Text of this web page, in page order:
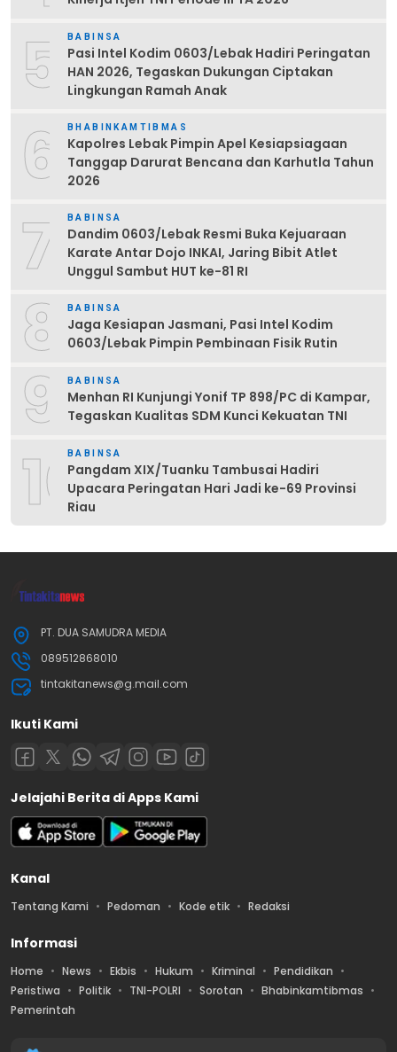
5 BABINSA
Pasi Intel Kodim 0603/Lebak Hadiri Peringatan
HAN 2026, Tegaskan Dukungan Ciptakan
Lingkungan Ramah Anak
6 BHABINKAMTIBMAS
Kapolres Lebak Pimpin Apel Kesiapsiagaan
Tanggap Darurat Bencana dan Karhutla Tahun
2026
7 BABINSA
Dandim 0603/Lebak Resmi Buka Kejuaraan
Karate Antar Dojo INKAI, Jaring Bibit Atlet
Unggul Sambut HUT ke-81 RI
8 BABINSA
Jaga Kesiapan Jasmani, Pasi Intel Kodim
0603/Lebak Pimpin Pembinaan Fisik Rutin
9 BABINSA
Menhan RI Kunjungi Yonif TP 898/PC di Kampar,
Tegaskan Kualitas SDM Kunci Kekuatan TNI
10BABINSA
Pangdam XIX/Tuanku Tambusai Hadiri
Upacara Peringatan Hari Jadi ke-69 Provinsi
Riau
PT. DUA SAMUDRA MEDIA
089512868010
tintakitanews@g.mail.com
Ikuti Kami
Jelajahi Berita di Apps Kami
Kanal
Tentang Kami Pedoman Kode etik Redaksi
Informasi
Home News Ekbis Hukum Kriminal
Pendidikan
Peristiwa
Politik TNI-POLRI Sorotan
Bhabinkamtibmas
Pemerintah